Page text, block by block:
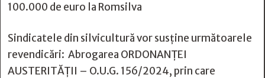
100.000 de euro la Romsilva
Sindicatele din silvicultură vor susţine următoarele
revendicări: Abrogarea ORDONANŢEI
AUSTERITĂŢII – O.U.G. 156/2024, prin care